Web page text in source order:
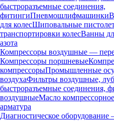
быстроразъемные соединения,
фитингиПневмошлифмашинки
для колесШиповальные
транспортировки колесВанны
азота
Компрессоры воздушные —
Компрессоры поршневые
компрессорыПромышленные
воздухаФильтры воздушные,
быстроразъемные соединения,
воздушныеМасло компрессорное
арматура
Диагностическое